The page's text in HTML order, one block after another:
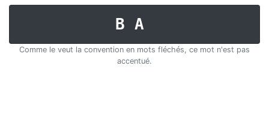
BA
Comme le veut la convention en mots fléchés, ce mot n'est pas
accentué.